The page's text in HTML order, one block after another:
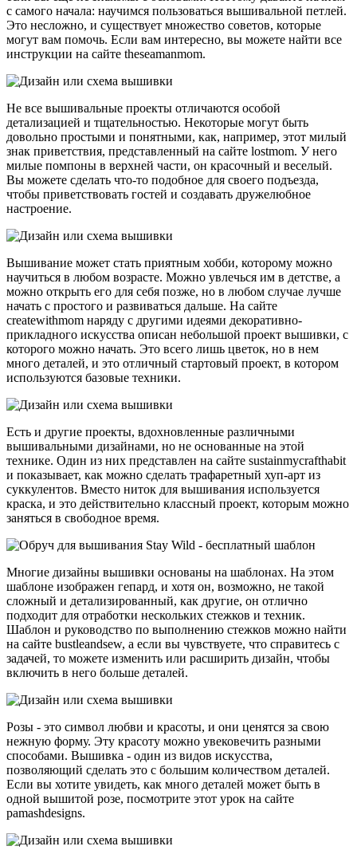
с самого начала: научимся пользоваться вышивальной петлей.
Это несложно, и существует множество советов, которые
могут вам помочь. Если вам интересно, вы можете найти все
инструкции на сайте theseamanmom.
Не все вышивальные проекты отличаются особой
детализацией и тщательностью. Некоторые могут быть
довольно простыми и понятными, как, например, этот милый
знак приветствия, представленный на сайте lostmom. У него
милые помпоны в верхней части, он красочный и веселый.
Вы можете сделать что-то подобное для своего подъезда,
чтобы приветствовать гостей и создавать дружелюбное
настроение.
Вышивание может стать приятным хобби, которому можно
научиться в любом возрасте. Можно увлечься им в детстве, а
можно открыть его для себя позже, но в любом случае лучше
начать с простого и развиваться дальше. На сайте
createwithmom наряду с другими идеями декоративно-
прикладного искусства описан небольшой проект вышивки, с
которого можно начать. Это всего лишь цветок, но в нем
много деталей, и это отличный стартовый проект, в котором
используются базовые техники.
Есть и другие проекты, вдохновленные различными
вышивальными дизайнами, но не основанные на этой
технике. Один из них представлен на сайте sustainmycrafthabit
и показывает, как можно сделать трафаретный хуп-арт из
суккулентов. Вместо ниток для вышивания используется
краска, и это действительно классный проект, которым можно
заняться в свободное время.
Многие дизайны вышивки основаны на шаблонах. На этом
шаблоне изображен гепард, и хотя он, возможно, не такой
сложный и детализированный, как другие, он отлично
подходит для отработки нескольких стежков и техник.
Шаблон и руководство по выполнению стежков можно найти
на сайте bustleandsew, а если вы чувствуете, что справитесь с
задачей, то можете изменить или расширить дизайн, чтобы
включить в него больше деталей.
Розы - это символ любви и красоты, и они ценятся за свою
нежную форму. Эту красоту можно увековечить разными
способами. Вышивка - один из видов искусства,
позволяющий сделать это с большим количеством деталей.
Если вы хотите увидеть, как много деталей может быть в
одной вышитой розе, посмотрите этот урок на сайте
pamashdesigns.